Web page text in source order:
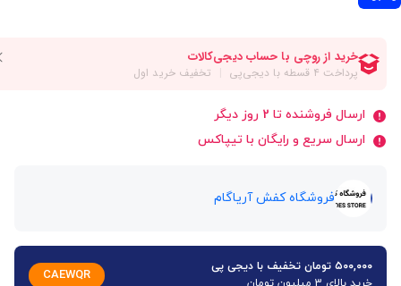
ارسال فروشنده تا 2 روز دیگر
ارسال سریع و رایگان با تیپاکس
فروشگاه کفش آریاگام
۵۰۰,۰۰۰ تومان تخفیف با دیجی پی
CAEWQR